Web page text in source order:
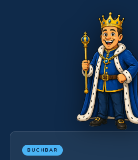
BUCHBAR